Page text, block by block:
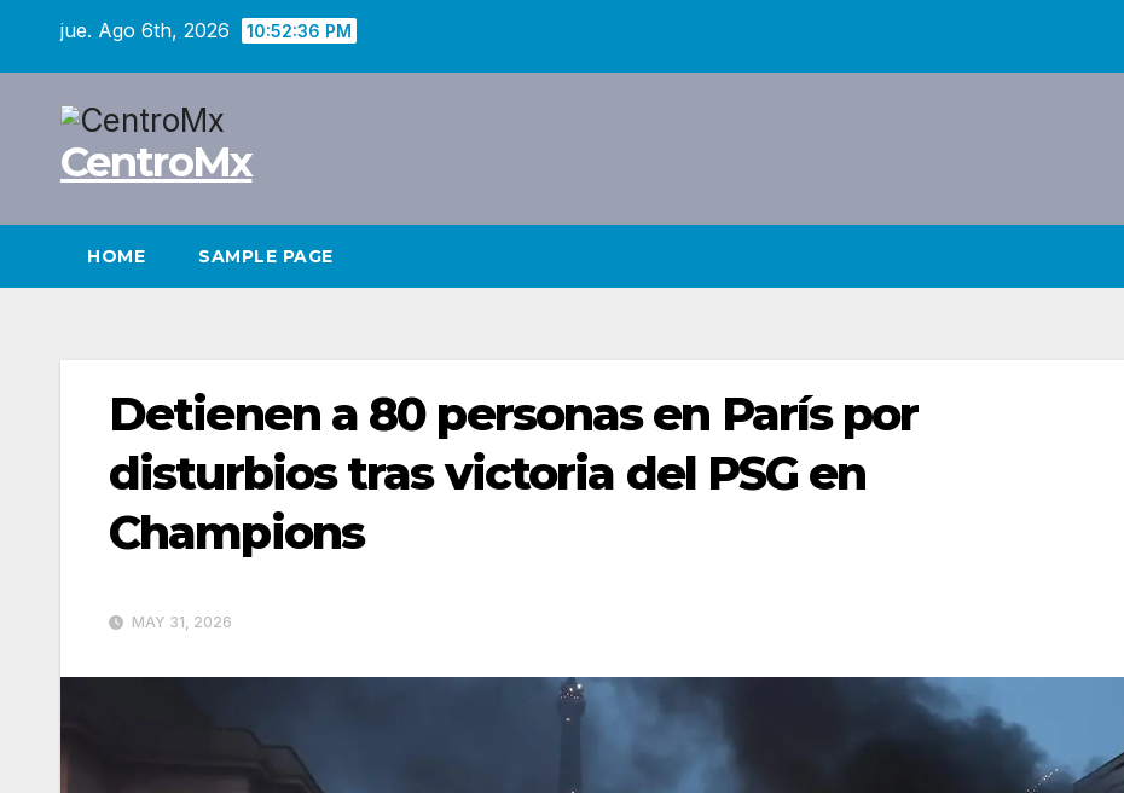
jue. Ago 6th, 2026 10:52:37 PM
CentroMx
HOME SAMPLE PAGE
Detienen a 80 personas en París por
disturbios tras victoria del PSG en
Champions
MAY 31, 2026